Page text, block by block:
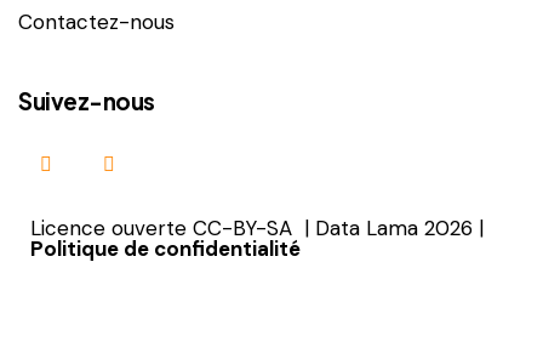
Contactez-nous
Suivez-nous
Licence ouverte CC-BY-SA | Data Lama 2026 |
Politique de confidentialité